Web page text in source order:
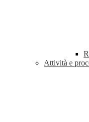
Attività e